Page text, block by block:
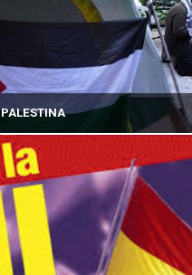
PALESTINA